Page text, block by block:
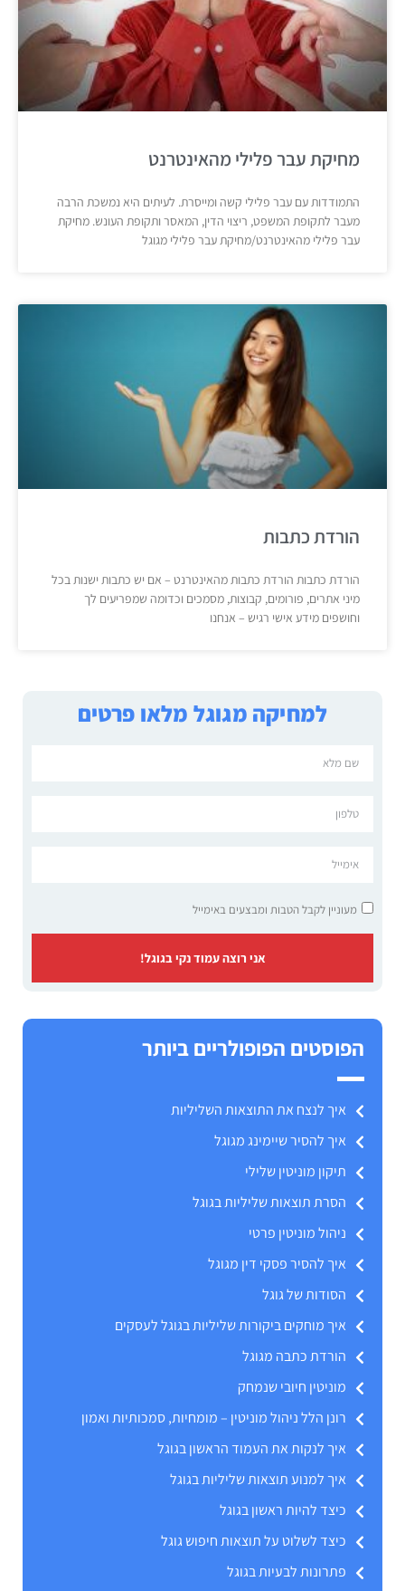
למחיקה מגוגל מלאו פרטים
מעוניין לקבל הטבות ומבצעים באימייל
אני רוצה עמוד נקי בגוגל!
הפוסטים הפופולריים ביותר
איך לנצח את התוצאות השליליות
איך להסיר שיימינג מגוגל
תיקון מוניטין שלילי
הסרת תוצאות שליליות בגוגל
ניהול מוניטין פרטי
איך להסיר פסקי דין מגוגל
הסודות של גוגל
איך מוחקים ביקורות שליליות בגוגל לעסקים
הורדת כתבה מגוגל
מוניטין חיובי שנמחק
רונן הלל ניהול מוניטין – מומחיות, סמכותיות ואמון
איך לנקות את העמוד הראשון בגוגל
איך למנוע תוצאות שליליות בגוגל
כיצד להיות ראשון בגוגל
כיצד לשלוט על תוצאות חיפוש גוגל
פתרונות לבעיות בגוגל
מחיקת עבר פלילי מהאינטרנט
התמודדות עם עבר פלילי קשה ומייסרת. לעיתים היא נמשכת הרבה
מעבר לתקופת המשפט, ריצוי הדין, המאסר ותקופת העונש. מחיקת
עבר פלילי מהאינטרנט/מחיקת עבר פלילי מגוגל
הורדת כתבות
הורדת כתבות הורדת כתבות מהאינטרנט – אם יש כתבות ישנות בכל
מיני אתרים, פורומים, קבוצות, מסמכים וכדומה שמפריעים לך
וחושפים מידע אישי רגיש – אנחנו